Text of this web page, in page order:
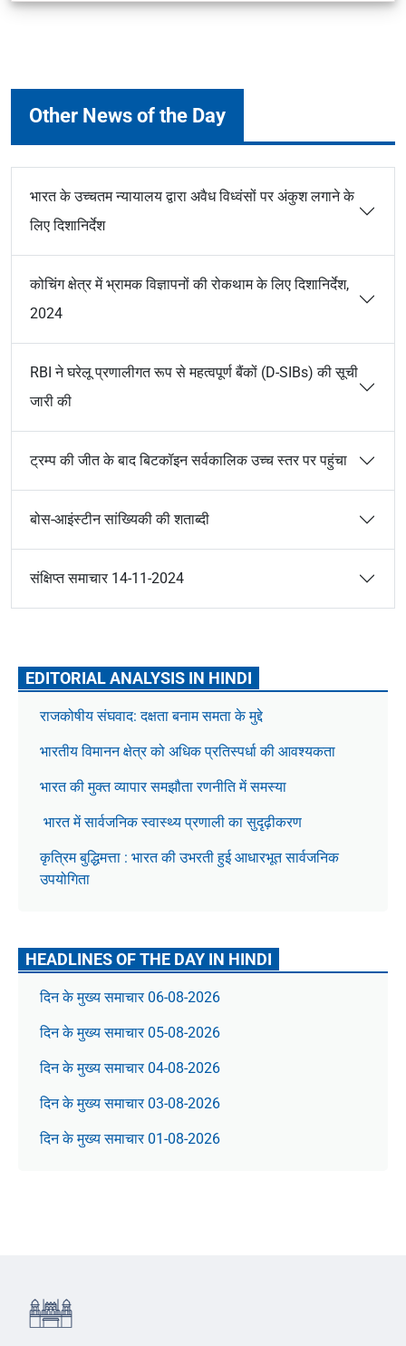
Other News of the Day
भारत के उच्चतम न्यायालय द्वारा अवैध विध्वंसों पर अंकुश लगाने के
लिए दिशानिर्देश
कोचिंग क्षेत्र में भ्रामक विज्ञापनों की रोकथाम के लिए दिशानिर्देश,
2024
RBI ने घरेलू प्रणालीगत रूप से महत्वपूर्ण बैंकों (D-SIBs) की सूची
जारी की
ट्रम्प की जीत के बाद बिटकॉइन सर्वकालिक उच्च स्तर पर पहुंचा
बोस-आइंस्टीन सांख्यिकी की शताब्दी
संक्षिप्त समाचार 14-11-2024
EDITORIAL ANALYSIS IN HINDI
राजकोषीय संघवाद: दक्षता बनाम समता के मुद्दे
भारतीय विमानन क्षेत्र को अधिक प्रतिस्पर्धा की आवश्यकता
भारत की मुक्त व्यापार समझौता रणनीति में समस्या
भारत में सार्वजनिक स्वास्थ्य प्रणाली का सुदृढ़ीकरण
कृत्रिम बुद्धिमत्ता : भारत की उभरती हुई आधारभूत सार्वजनिक
उपयोगिता
HEADLINES OF THE DAY IN HINDI
दिन के मुख्य समाचार 06-08-2026
दिन के मुख्य समाचार 05-08-2026
दिन के मुख्य समाचार 04-08-2026
दिन के मुख्य समाचार 03-08-2026
दिन के मुख्य समाचार 01-08-2026